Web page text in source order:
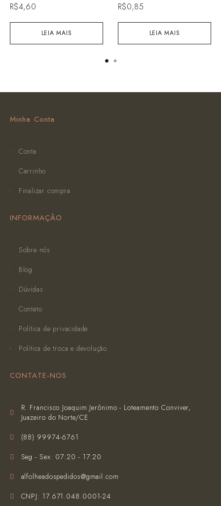
LEIA MAIS
R$4,60
LEIA MAIS
R$0,85
Minha Conta
Conta
Carrinho
Finalizar compra
INFORMAÇÃO
Sobre nós
Blog
Dúvidas
Contato
Política de privacidade
Política de troca e devolução
CONTATE-NOS
R. Francisco Joaquim Jerônimo - Loteamento Conviver,
Juazeiro do Norte/CE
(‪88) 99974-6761‬
Seg - Sex: 07:20 - 17:20
alfolheadospedidos@gmail.com
CNPJ: 17.671.048.0001-24